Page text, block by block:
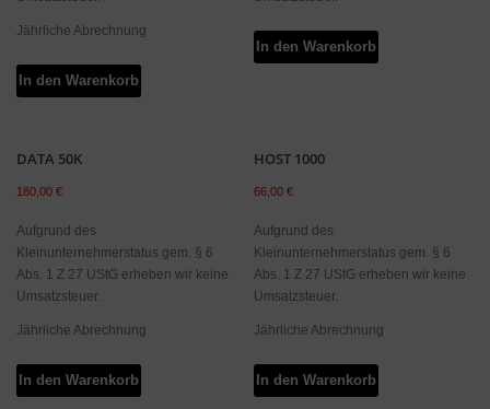
Jährliche Abrechnung
In den Warenkorb
In den Warenkorb
DATA 50K
180,00 €
Aufgrund des
Kleinunternehmerstatus gem. § 6
Abs. 1 Z 27 UStG erheben wir keine
Umsatzsteuer.
Jährliche Abrechnung
In den Warenkorb
HOST 1000
66,00€
Aufgrund des
Kleinunternehmerstatus gem. § 6
Abs. 1 Z 27 UStG erheben wir keine
Umsatzsteuer.
Jährliche Abrechnung
In den Warenkorb